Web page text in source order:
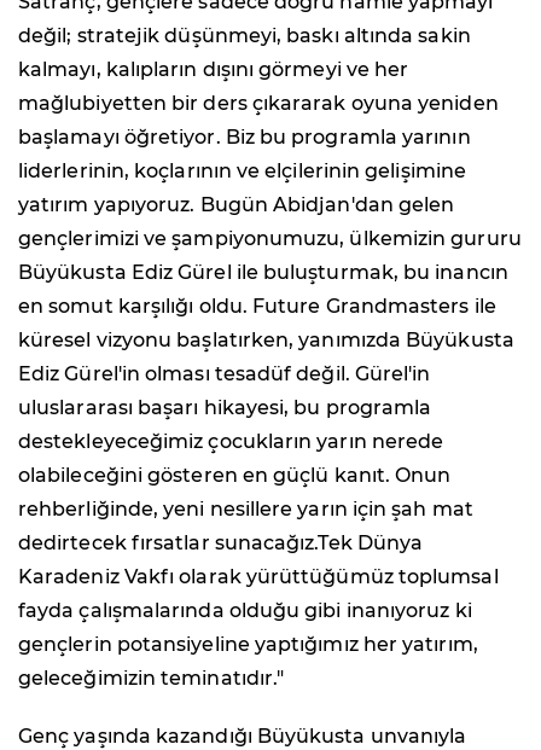
değil; stratejik düşünmeyi, baskı altında sakin
kalmayı, kalıpların dışını görmeyi ve her
mağlubiyetten bir ders çıkararak oyuna yeniden
başlamayı öğretiyor. Biz bu programla yarının
liderlerinin, koçlarının ve elçilerinin gelişimine
yatırım yapıyoruz. Bugün Abidjan'dan gelen
gençlerimizi ve şampiyonumuzu, ülkemizin gururu
Büyükusta Ediz Gürel ile buluşturmak, bu inancın
en somut karşılığı oldu. Future Grandmasters ile
küresel vizyonu başlatırken, yanımızda Büyükusta
Ediz Gürel'in olması tesadüf değil. Gürel'in
uluslararası başarı hikayesi, bu programla
destekleyeceğimiz çocukların yarın nerede
olabileceğini gösteren en güçlü kanıt. Onun
rehberliğinde, yeni nesillere yarın için şah mat
dedirtecek fırsatlar sunacağız.Tek Dünya
Karadeniz Vakfı olarak yürüttüğümüz toplumsal
fayda çalışmalarında olduğu gibi inanıyoruz ki
gençlerin potansiyeline yaptığımız her yatırım,
geleceğimizin teminatıdır."
Genç yaşında kazandığı Büyükusta unvanıyla